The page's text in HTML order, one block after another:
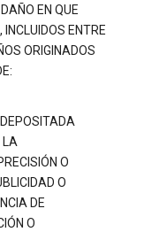
EN QUE
INCLUIDOS ENTRE
ORIGINADOS
LA
O
O
DE
O